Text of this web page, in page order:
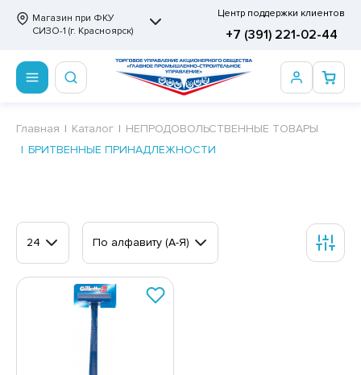
Магазин при ФКУ
СИЗО-1 (г. Красноярск)
Центр поддержки клиентов
+7 (391) 221-02-44
ПРОДОВОЛЬСТВЕННЫЕ ТОВАРЫ
ВАФЕЛЬНЫЕ ТОРТЫ
ПИТЬЕВАЯ, МИНЕРАЛЬНАЯ
РЕЗИНКА
ПАСТИЛА, МАРМЕЛАД
НЕПРОДОВОЛЬСТВЕННЫЕ ТОВАРЫ
ТУАЛЕТНАЯ
И ВАТНО-ГИГИЕНИЧЕСКАЯ ПРОДУКЦИЯ
ДЛЯ ДУША
ТОВАРЫ
Сертификаты
Главная Каталог
НЕПРОДОВОЛЬСТВЕННЫЕ ТОВАРЫ
БРИТВЕННЫЕ ПРИНАДЛЕЖНОСТИ
24 По алфавиту (А-Я)